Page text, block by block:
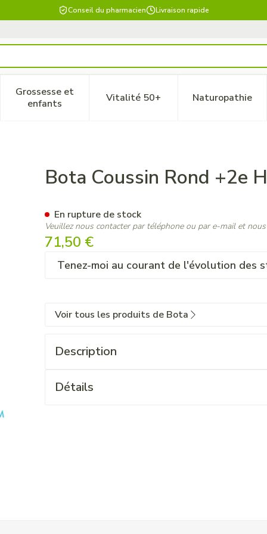
Conseil du pharmacien Livraison rapide
Beauté, soins et hygiène
menu pour la catégorie Régime, alimentation &
Grossesse et
enfantsAfficher le sous-menu pour la catégorie
Vitalité 50+Afficher le sous-menu pour la
Naturopathie
Afficher
Bota Coussin Rond +2e
71,50 €
Tenez-moi au courant de l'évolution des
En rupture de stock
Veuillez nous contacter par téléphone ou par e-mail et
Voir tous les produits de Bota
Description
Détails